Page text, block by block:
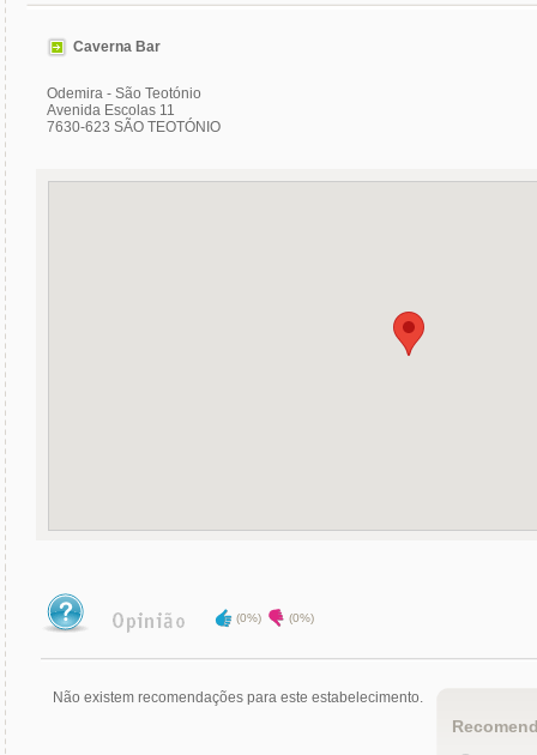
Caverna Bar
Odemira - São Teotónio
Avenida Escolas 11
7630-623 SÃO TEOTÓNIO
(0%) (0%)
Não existem recomendações para este estabelecimento.